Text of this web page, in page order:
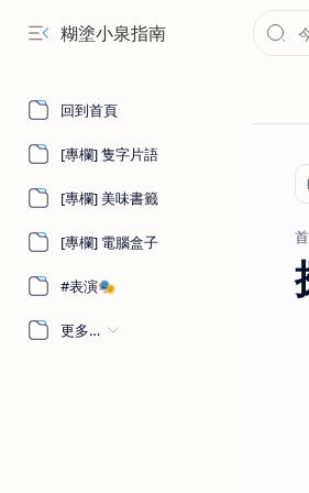
糊塗小泉指南
回到首頁
[專欄] 隻字片語
[專欄] 美味書籤
[專欄] 電腦盒子
#表演🎭
更多…